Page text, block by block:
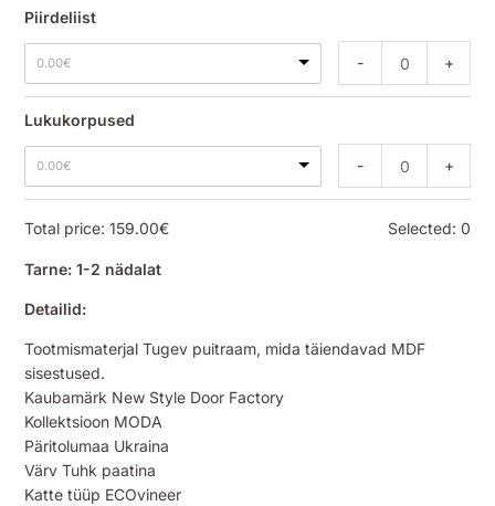
Piirdeliist
0.00€ - +
Lukukorpused
0.00€ - +
Total price: 159.00€ Selected: 0
Tarne: 1-2 nädalat
Detailid:
Tootmismaterjal Tugev puitraam, mida täiendavad MDF
sisestused.
Kaubamärk New Style Door Factory
Kollektsioon MODA
Päritolumaa Ukraina
Värv Tuhk paatina
Katte tüüp ECOvineer